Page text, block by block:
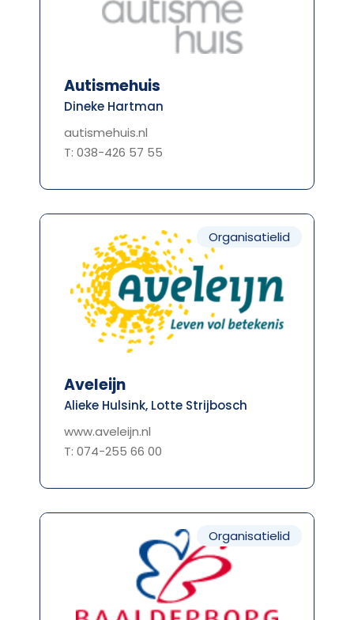
Autismehuis
Dineke Hartman
autismehuis.nl
T: 038-426 57 55
Organisatielid
Aveleijn
Alieke Hulsink, Lotte Strijbosch
www.aveleijn.nl
T: 074-255 66 00
Organisatielid